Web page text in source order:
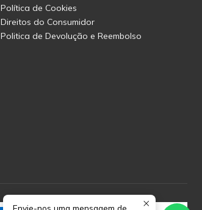
Política de Cookies
Direitos do Consumidor
Politica de Devolução e Reembolso
Envie-nos uma mensagem de